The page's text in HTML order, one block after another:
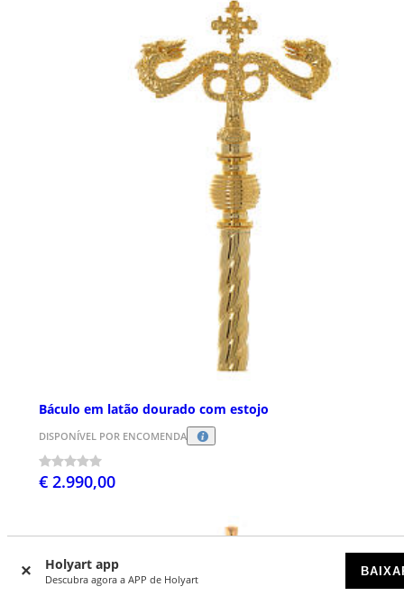
Holyart app
Descubra agora a APP de Holyart
Báculo em latão dourado com estojo
DISPONÍVEL POR ENCOMENDA
€ 2.990,00